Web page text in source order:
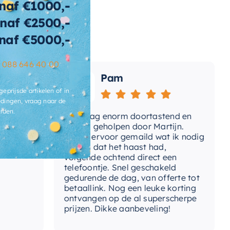
128 KG
afvoerplug Ja
2 jaar
sifon Nee, los bij te bestellen
Ja
3-4 weken
Pam
Vandaag enorm doortastend en
prettig geholpen door Martijn.
Avond ervoor gemaild wat ik nodig
had en dat het haast had,
volgende ochtend direct een
telefoontje. Snel geschakeld
gedurende de dag, van offerte tot
betaallink. Nog een leuke korting
ontvangen op de al superscherpe
prijzen. Dikke aanbeveling!
€1000,-
€2500,-
€5000,-
088 646 40 00
artikelen of in
vraag naar de